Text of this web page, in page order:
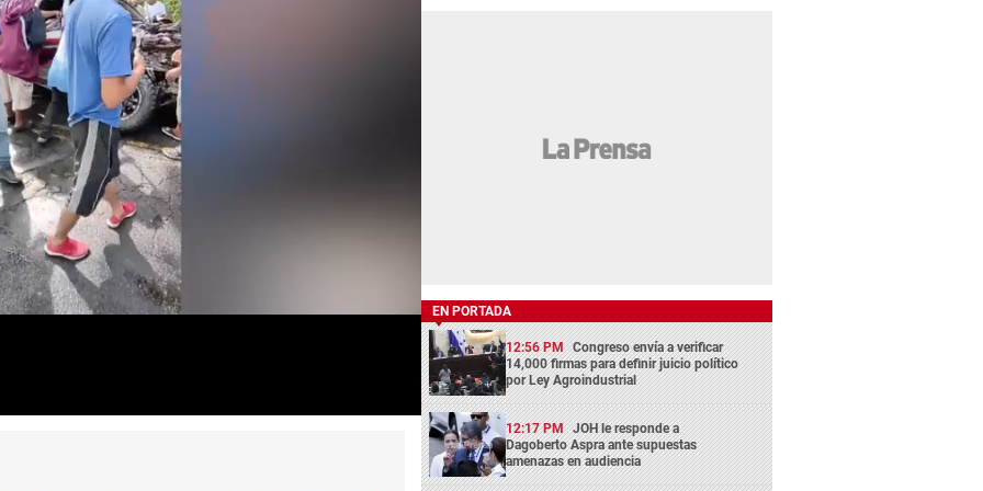
EN PORTADA
12:56 PM Congreso envía a verificar
14,000 firmas para definir juicio político
por Ley Agroindustrial
12:17 PM JOH le responde a
Dagoberto Aspra ante supuestas
amenazas en audiencia